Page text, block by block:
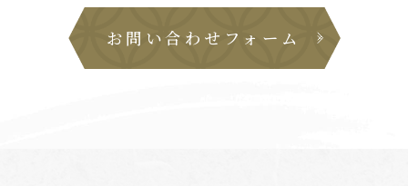
お問い合わせフォーム